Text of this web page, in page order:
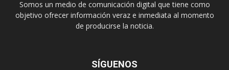
Somos un medio de comunicación digital que tiene como
objetivo ofrecer información veraz e inmediata al momento
de producirse la noticia.
SÍGUENOS